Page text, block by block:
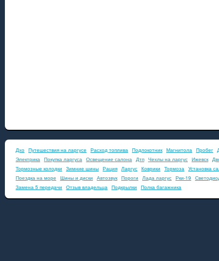
Дхо Путешествия на ларгусе Расход топлива Подлокотник Магнитола Пробег
Электрика Покупка ларгуса Освещение салона Дтп Чехлы на ларгус Ижевск
Тормозные колодки
Зимние шины Рация Ларгус Коврики Тормоза Установка
Поездка на море
Шины и диски Автозвук Пороги Лада ларгус Рки-19
Замена 5 передачи
Отзыв владельца Подкрылки Полка багажника